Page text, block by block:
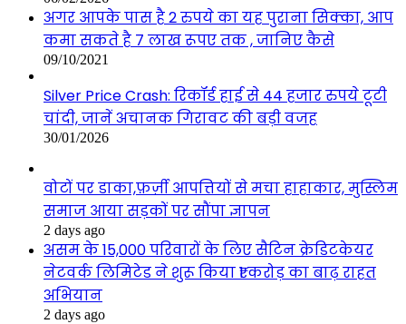
अगर आपके पास है 2 रुपये का यह पुराना सिक्का, आप
कमा सकते है 7 लाख रूपए तक , जानिए कैसे
09/10/2021
Silver Price Crash: रिकॉर्ड हाई से 44 हजार रुपये टूटी
चांदी, जानें अचानक गिरावट की बड़ी वजह
30/01/2026
वोटों पर डाका,फ़र्ज़ी आपत्तियों से मचा हाहाकार, मुस्लिम
समाज आया सड़कों पर सौंपा ज्ञापन
2 days ago
असम के 15,000 परिवारों के लिए सैटिन क्रेडिटकेयर
नेटवर्क लिमिटेड ने शुरू किया ₹1 करोड़ का बाढ़ राहत
अभियान
2 days ago